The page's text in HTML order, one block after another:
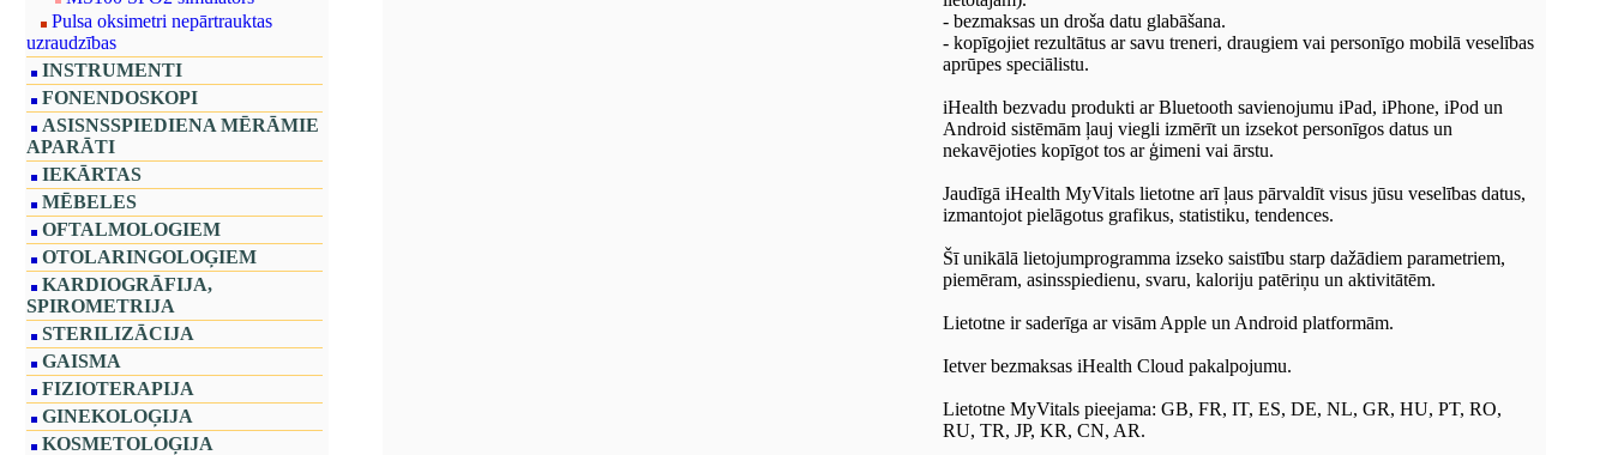
Pulsa oksimetri nepārtrauktas
uzraudzības
INSTRUMENTI
FONENDOSKOPI
ASISNSSPIEDIENA MĒRĀMIE
APARĀTI
IEKĀRTAS
MĒBELES
OFTALMOLOGIEM
OTOLARINGOLOĢIEM
KARDIOGRĀFIJA,
SPIROMETRIJA
STERILIZĀCIJA
GAISMA
FIZIOTERAPIJA
GINEKOLOĢIJA
KOSMETOLOĢIJA
- bezmaksas un droša datu glabāšana.
- kopīgojiet rezultātus ar savu treneri, draugiem vai personīgo mobilā veselības
aprūpes speciālistu.
iHealth bezvadu produkti ar Bluetooth savienojumu iPad, iPhone, iPod un
Android sistēmām ļauj viegli izmērīt un izsekot personīgos datus un
nekavējoties kopīgot tos ar ģimeni vai ārstu.
Jaudīgā iHealth MyVitals lietotne arī ļaus pārvaldīt visus jūsu veselības datus,
izmantojot pielāgotus grafikus, statistiku, tendences.
Šī unikālā lietojumprogramma izseko saistību starp dažādiem parametriem,
piemēram, asinsspiedienu, svaru, kaloriju patēriņu un aktivitātēm.
Lietotne ir saderīga ar visām Apple un Android platformām.
Ietver bezmaksas iHealth Cloud pakalpojumu.
Lietotne MyVitals pieejama: GB, FR, IT, ES, DE, NL, GR, HU, PT, RO,
RU, TR, JP, KR, CN, AR.